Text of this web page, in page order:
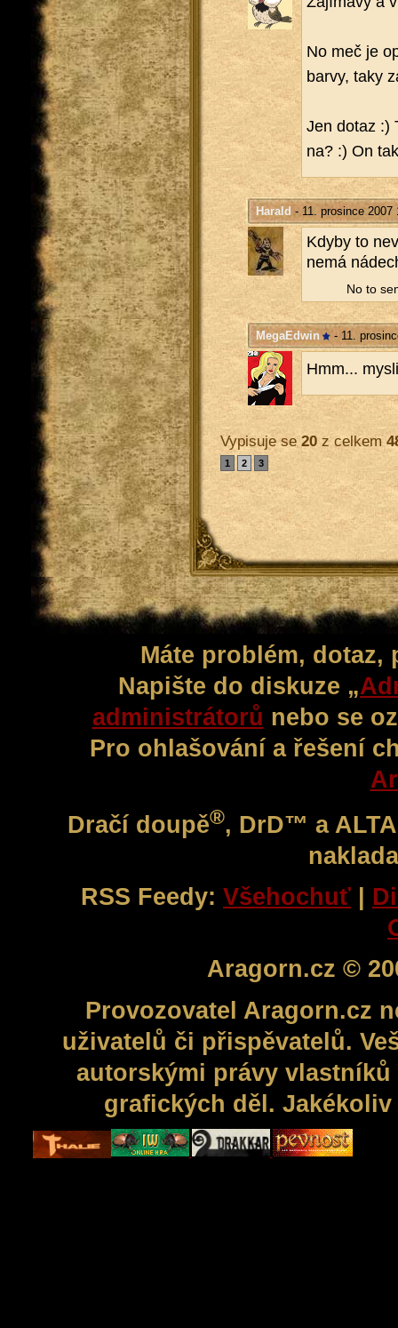
No meč je
barvy, taky
Jen dotaz :)
na? :) On
Harald - 11. prosince 2007
Kdyby to
nemá
No to
MegaEdwin - 11.
Hmm...
Vypisuje se20z celkem
1 2 3
Máte problém,
Napište do diskuze „
administrátorů nebo se
Pro ohlašování a řešení
Dračí doupě®, DrD™ a
RSS Feedy: Všehochuť |
Aragorn.cz ©
Provozovatel Aragorn.cz
uživatelů či přispěvatelů.
autorskými právy
grafických děl.